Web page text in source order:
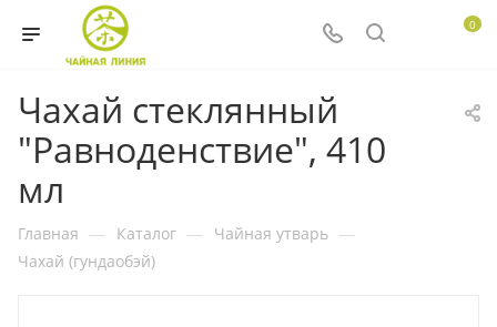
0
Чахай стеклянный
"Равноденствие", 410
мл
Главная — Каталог — Чайная утварь —
Чахай (гундаобэй)